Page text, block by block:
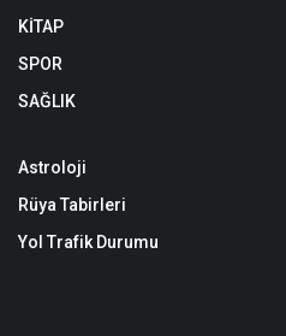
KİTAP
SPOR
SAĞLIK
Astroloji
Rüya Tabirleri
Yol Trafik Durumu